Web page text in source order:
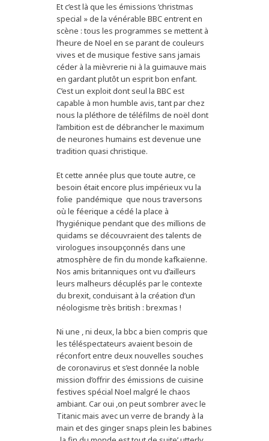
Et c’est là que les émissions ‘christmas
special » de la vénérable BBC entrent en
scène : tous les programmes se mettent à
l’heure de Noel en se parant de couleurs
vives et de musique festive sans jamais
céder à la mièvrerie ni à la guimauve mais
en gardant plutôt un esprit bon enfant.
C’est un exploit dont seul la BBC est
capable à mon humble avis, tant par chez
nous la pléthore de téléfilms de noël dont
l’ambition est de débrancher le maximum
de neurones humains est devenue une
tradition quasi christique.
Et cette année plus que toute autre, ce
besoin était encore plus impérieux vu la
folie pandémique que nous traversons
où le féerique a cédé la place à
l’hygiénique pendant que des millions de
quidams se découvraient des talents de
virologues insoupçonnés dans une
atmosphère de fin du monde kafkaïenne.
Nos amis britanniques ont vu d’ailleurs
leurs malheurs décuplés par le contexte
du brexit, conduisant à la création d’un
néologisme très british : brexmas !
Ni une , ni deux, la bbc a bien compris que
les téléspectateurs avaient besoin de
réconfort entre deux nouvelles souches
de coronavirus et s’est donnée la noble
mission d’offrir des émissions de cuisine
festives spécial Noel malgré le chaos
ambiant. Car oui ,on peut sombrer avec le
Titanic mais avec un verre de brandy à la
main et des ginger snaps plein les babines